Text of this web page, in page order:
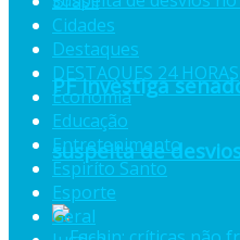
PF investiga
suspeita de
Cidades
Destaques
DESTAQUES 24 HORAS
Economia
Educação
Entretenimento
Espiríto Santo
Esporte
Geral